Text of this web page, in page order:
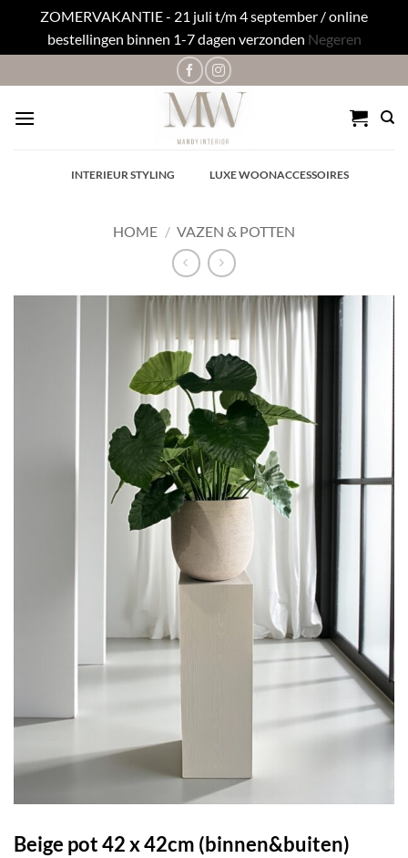
ZOMERVAKANTIE - 21 juli t/m 4 september / online
bestellingen binnen 1-7 dagen verzonden Negeren
naar
inhoud
INTERIEUR STYLING LUXE WOONACCESSOIRES
HOME / VAZEN & POTTEN
Beige pot 42 x 42cm (binnen&buiten)